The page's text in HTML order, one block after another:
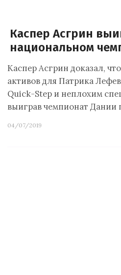
Каспер Асгрин
национальном
Каспер Асгрин доказал,
активов для Патрика
Quick-Step и неплохим
выиграв чемпионат Дании
04/07/2019